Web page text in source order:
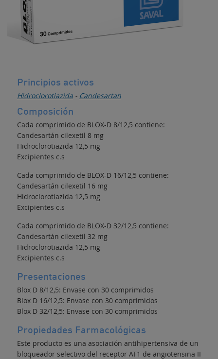
Principios activos
Hidroclorotiazida - Candesartan
Composición
Cada comprimido de BLOX-D 8/12,5 contiene:
Candesartán cilexetil 8 mg
Hidroclorotiazida 12,5 mg
Excipientes c.s
Cada comprimido de BLOX-D 16/12,5 contiene:
Candesartán cilexetil 16 mg
Hidroclorotiazida 12,5 mg
Excipientes c.s
Cada comprimido de BLOX-D 32/12,5 contiene:
Candesartán cilexetil 32 mg
Hidroclorotiazida 12,5 mg
Excipientes c.s
Presentaciones
Blox D 8/12,5: Envase con 30 comprimidos
Blox D 16/12,5: Envase con 30 comprimidos
Blox D 32/12,5: Envase con 30 comprimidos
Propiedades Farmacológicas
Este producto es una asociación antihipertensiva de un
bloqueador selectivo del receptor AT1 de angiotensina II